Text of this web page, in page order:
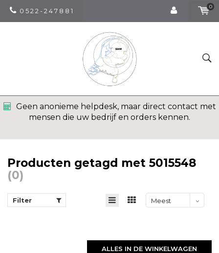
0 5 2 2 - 2 4 7 8 8 1
0
Geen anonieme helpdesk, maar direct contact met
mensen die uw bedrijf en orders kennen.
Producten getagd met 5015548
(0)
Filter
Meest
ALLES IN DE WINKELWAGEN